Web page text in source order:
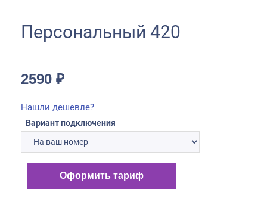
Персональный 420
2590 ₽
Нашли дешевле?
Вариант подключения
Оформить тариф